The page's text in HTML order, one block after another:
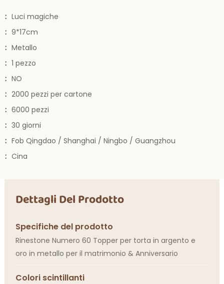
: Luci magiche
: 9*17cm
: Metallo
: 1 pezzo
: NO
: 2000 pezzi per cartone
: 6000 pezzi
: 30 giorni
: Fob Qingdao / Shanghai / Ningbo / Guangzhou
: Cina
Dettagli Del Prodotto
Specifiche del prodotto
Rinestone Numero 60 Topper per torta in argento e
oro in metallo per il matrimonio & Anniversario
Colori scintillanti